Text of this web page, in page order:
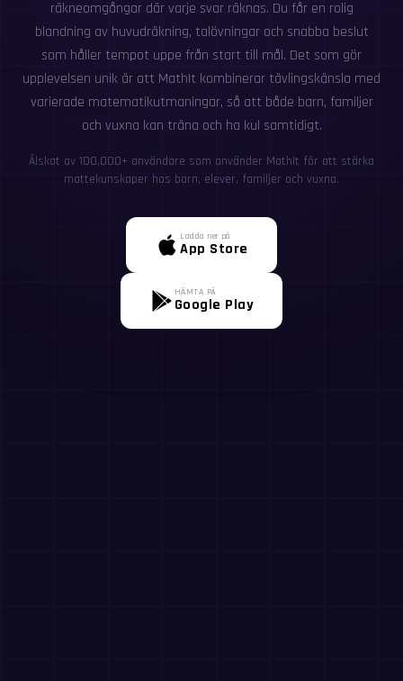
räkneomgångar där varje svar räknas. Du får en rolig
blandning av huvudräkning, talövningar och snabba beslut
som håller tempot uppe från start till mål. Det som gör
upplevelsen unik är att MathIt kombinerar tävlingskänsla med
varierade matematikutmaningar, så att både barn, familjer
och vuxna kan träna och ha kul samtidigt.
Älskat av 100,000+ användare som använder MathIt för att stärka
mattekunskaper hos barn, elever, familjer och vuxna.
Ladda ner på
App Store
HÄMTA PÅ
Google Play